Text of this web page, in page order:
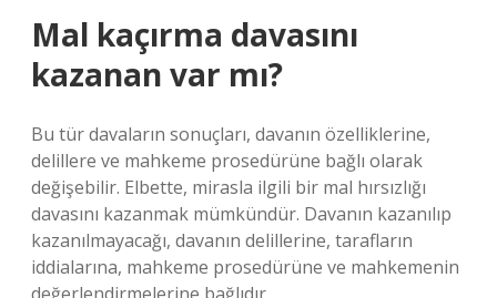
Mal kaçırma davasını
kazanan var mı?
Bu tür davaların sonuçları, davanın özelliklerine,
delillere ve mahkeme prosedürüne bağlı olarak
değişebilir. Elbette, mirasla ilgili bir mal hırsızlığı
davasını kazanmak mümkündür. Davanın kazanılıp
kazanılmayacağı, davanın delillerine, tarafların
iddialarına, mahkeme prosedürüne ve mahkemenin